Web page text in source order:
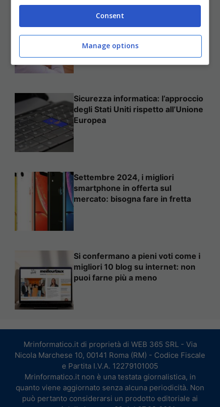
Come mettere in sicurezza il
Sicurezza informatica: l’approccio
degli Stati Uniti rispetto all’Unione
Europea
Settembre 2024, i migliori
smartphone in offerta sul
mercato: bisogna fare in fretta
Si confermano a pieni voti come i
migliori 10 blog su internet: non
puoi farne più a meno
Mrinformatico.it di proprietà di WEB 365 SRL - Via
Nicola Marchese 10, 00141 Roma (RM) - Codice Fiscale
e Partita I.V.A. 12279101005
Mrinformatico.it non è una testata giornalistica, in
quanto viene aggiornato senza alcuna periodicità. Non
può pertanto considerarsi un prodotto editoriale ai
Consent
Manage options